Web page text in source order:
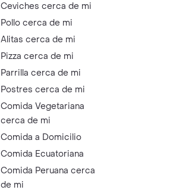
Ceviches cerca de mi
Pollo cerca de mi
Alitas cerca de mi
Pizza cerca de mi
Parrilla cerca de mi
Postres cerca de mi
Comida Vegetariana
cerca de mi
Comida a Domicilio
Comida Ecuatoriana
Comida Peruana cerca
de mi